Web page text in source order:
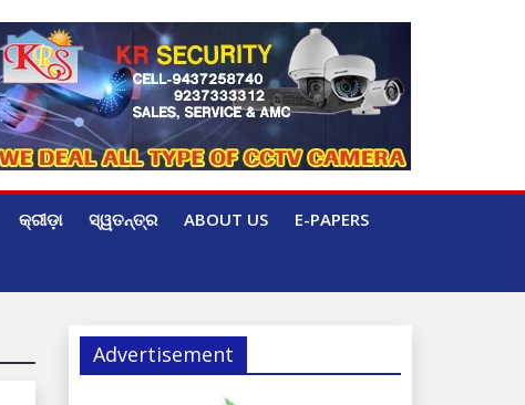
କ୍ରୀଡ଼ା ସ୍ୱତନ୍ତ୍ର ABOUT US E-PAPERS
Advertisement